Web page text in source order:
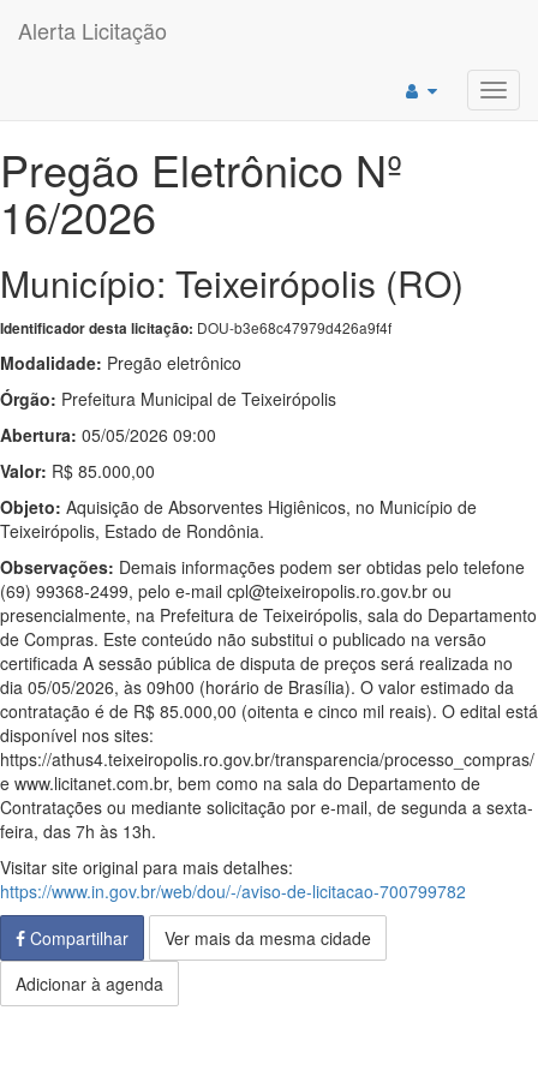
Alerta Licitação
Pregão Eletrônico Nº
16/2026
Município: Teixeirópolis (RO)
Identificador desta licitação: DOU-b3e68c47979d426a9f4f
Modalidade: Pregão eletrônico
Órgão: Prefeitura Municipal de Teixeirópolis
Abertura: 05/05/2026 09:00
Valor: R$ 85.000,00
Objeto: Aquisição de Absorventes Higiênicos, no Município de
Teixeirópolis, Estado de Rondônia.
Observações: Demais informações podem ser obtidas pelo telefone
(69) 99368-2499, pelo e-mail cpl@teixeiropolis.ro.gov.br ou
presencialmente, na Prefeitura de Teixeirópolis, sala do Departamento
de Compras. Este conteúdo não substitui o publicado na versão
certificada A sessão pública de disputa de preços será realizada no
dia 05/05/2026, às 09h00 (horário de Brasília). O valor estimado da
contratação é de R$ 85.000,00 (oitenta e cinco mil reais). O edital está
disponível nos sites:
https://athus4.teixeiropolis.ro.gov.br/transparencia/processo_compras/
e www.licitanet.com.br, bem como na sala do Departamento de
Contratações ou mediante solicitação por e-mail, de segunda a sexta-
feira, das 7h às 13h.
Visitar site original para mais detalhes:
https://www.in.gov.br/web/dou/-/aviso-de-licitacao-700799782
Compartilhar
Ver mais da mesma cidade
Adicionar à agenda